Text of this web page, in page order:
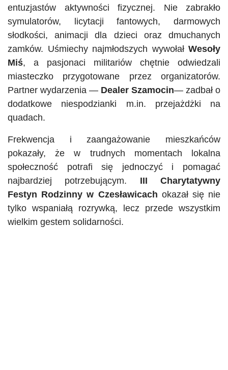
entuzjastów aktywności fizycznej. Nie zabrakło
symulatorów, licytacji fantowych, darmowych
słodkości, animacji dla dzieci oraz dmuchanych
zamków. Uśmiechy najmłodszych wywołał Wesoły
Miś, a pasjonaci militariów chętnie odwiedzali
miasteczko przygotowane przez organizatorów.
Partner wydarzenia — Dealer Szamocin— zadbał o
dodatkowe niespodzianki m.in. przejażdżki na
quadach.
Frekwencja i zaangażowanie mieszkańców
pokazały, że w trudnych momentach lokalna
społeczność potrafi się jednoczyć i pomagać
najbardziej potrzebującym. III Charytatywny
Festyn Rodzinny w Czesławicach okazał się nie
tylko wspaniałą rozrywką, lecz przede wszystkim
wielkim gestem solidarności.